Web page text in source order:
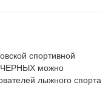
спортивной
ЧЕРНЫХ можно
лыжного спорта